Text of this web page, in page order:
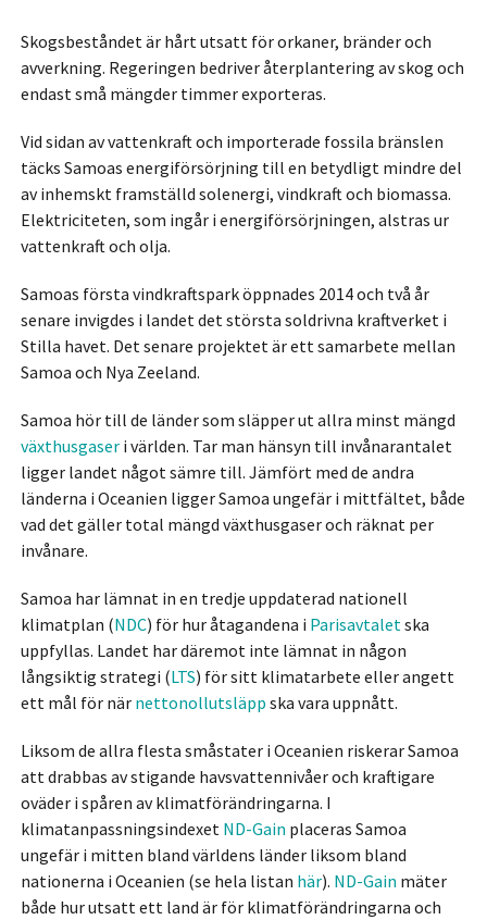
Skogsbeståndet är hårt utsatt för orkaner, bränder och
avverkning. Regeringen bedriver återplantering av skog och
endast små mängder timmer exporteras.
Vid sidan av vattenkraft och importerade fossila bränslen
täcks Samoas energiförsörjning till en betydligt mindre del
av inhemskt framställd solenergi, vindkraft och biomassa.
Elektriciteten, som ingår i energiförsörjningen, alstras ur
vattenkraft och olja.
Samoas första vindkraftspark öppnades 2014 och två år
senare invigdes i landet det största soldrivna kraftverket i
Stilla havet. Det senare projektet är ett samarbete mellan
Samoa och Nya Zeeland.
Samoa hör till de länder som släpper ut allra minst mängd
växthusgaseri världen. Tar man hänsyn till invånarantalet
ligger landet något sämre till. Jämfört med de andra
länderna i Oceanien ligger Samoa ungefär i mittfältet, både
vad det gäller total mängd växthusgaser och räknat per
invånare.
Samoa har lämnat in en tredje uppdaterad nationell
klimatplan (NDC) för hur åtagandena i Parisavtalet ska
uppfyllas. Landet har däremot inte lämnat in någon
långsiktig strategi (LTS) för sitt klimatarbete eller angett
ett mål för när nettonollutsläpp ska vara uppnått.
Liksom de allra flesta småstater i Oceanien riskerar Samoa
att drabbas av stigande havsvattennivåer och kraftigare
oväder i spåren av klimatförändringarna. I
klimatanpassningsindexet ND-Gain placeras Samoa
ungefär i mitten bland världens länder liksom bland
nationerna i Oceanien (se hela listan här). ND-Gain mäter
både hur utsatt ett land är för klimatförändringarna och